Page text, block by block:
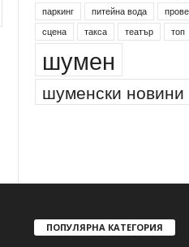
паркинг питейна вода
сцена
такса театър топ
шумен
шуменски новини
ПОПУЛЯРНА КАТЕГОРИЯ